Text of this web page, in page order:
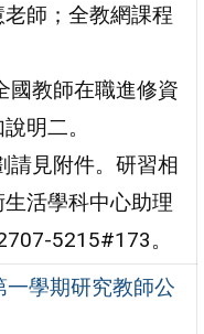
師；全教網課程
國教師在職進修資
明二。
請見附件。研習相
活學科中心助理
5215#173。
一學期研究教師公